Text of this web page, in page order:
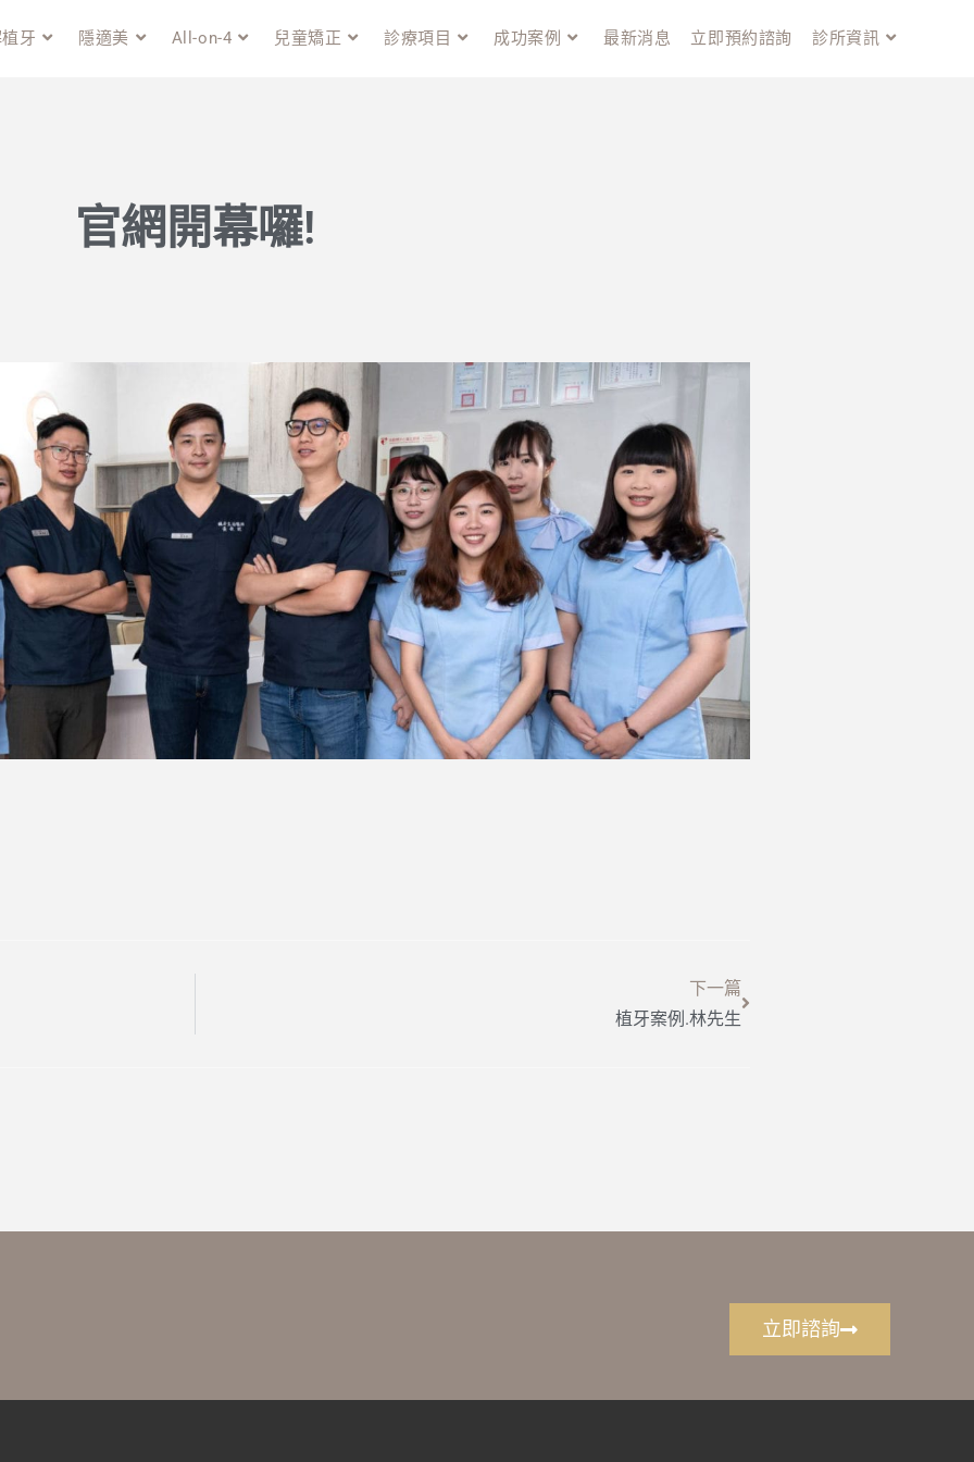
牙 隱適美 All-on-4 兒童矯正 診療項目 成功案例 最新消息 立即預約諮詢 診所資訊
官網開幕囉!
下一篇
植牙案例.林先生
立即諮詢